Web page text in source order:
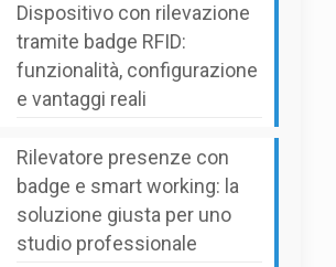
Dispositivo con rilevazione
tramite badge RFID:
funzionalità, configurazione
e vantaggi reali
Rilevatore presenze con
badge e smart working: la
soluzione giusta per uno
studio professionale